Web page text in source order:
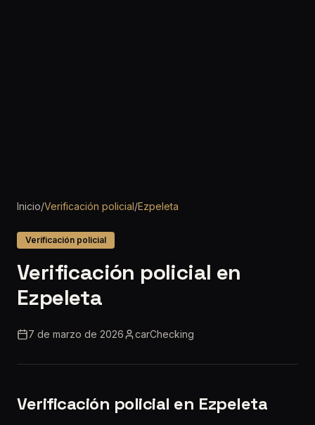
Inicio/Verificación policial/Ezpeleta
Verificación policial
Verificación policial en
Ezpeleta
7 de marzo de 2026 carChecking
Verificación policial en Ezpeleta